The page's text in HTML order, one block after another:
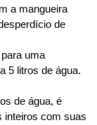
a mangueira
de
uma
5 litros de água.
de água, é
inteiros com suas